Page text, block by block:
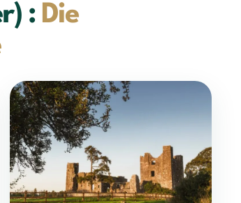
: Die